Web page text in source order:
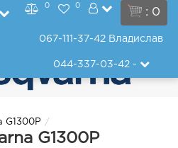
: 0
0 0
067-111-37-42 Владислав
044-337-03-42-
G1300P
G1300P